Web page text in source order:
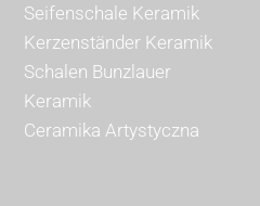
Seifenschale Keramik
Kerzenständer Keramik
Schalen Bunzlauer
Keramik
Ceramika Artystyczna